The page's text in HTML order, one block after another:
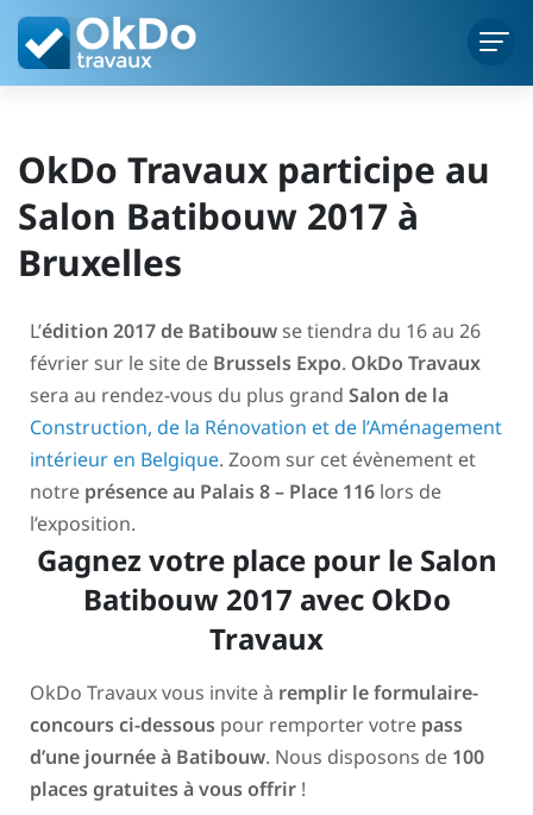
OkDo Travaux participe au
Salon Batibouw 2017 à
Bruxelles
L’édition 2017 de Batibouw se tiendra du 16 au 26
février sur le site de Brussels Expo. OkDo Travaux
sera au rendez-vous du plus grand Salon de la
Construction, de la Rénovation et de l’Aménagement
intérieur en Belgique. Zoom sur cet évènement et
notre présence au Palais 8 – Place 116 lors de
l’exposition.
Gagnez votre place pour le Salon
Batibouw 2017 avec OkDo
Travaux
OkDo Travaux vous invite à remplir le formulaire-
concours ci-dessous pour remporter votre pass
d’une journée à Batibouw. Nous disposons de 100
places gratuites à vous offrir !